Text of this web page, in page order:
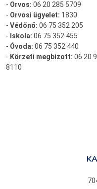
- Orvos: 06 20 285 5709
- Orvosi ügyelet: 1830
- Védőnő: 06 75 352 205
- Iskola: 06 75 352 455
- Óvoda: 06 75 352 440
- Körzeti megbízott: 06 20
8110